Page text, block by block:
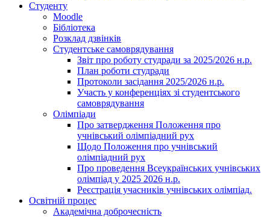
Студенту
Moodle
Бібліотека
Розклад дзвінків
Студентське самоврядування
Звіт про роботу студради за 2025/2026 н.р.
План роботи студради
Протоколи засідання 2025/2026 н.р.
Участь у конференціях зі студентського
самоврядування
Олімпіади
Про затвердження Положення про
учнівський олімпіадний рух
Щодо Положення про учнівський
олімпіадний рух
Про проведення Всеукраїнських учнівських
олімпіад у 2025 2026 н.р.
Реєстрація учасників учнівських олімпіад.
Освітній процес
Академічна доброчесність